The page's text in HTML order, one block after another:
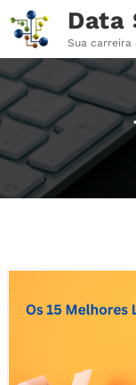
para
conteúdo
Data
Sua carreira